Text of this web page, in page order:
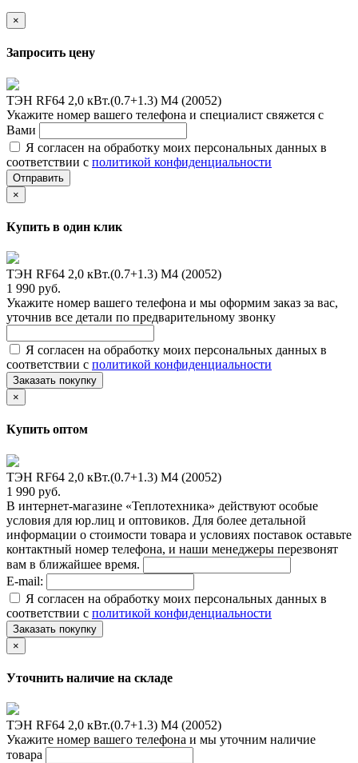
×
Запросить цену
ТЭН RF64 2,0 кВт.(0.7+1.3) M4 (20052)
Укажите номер вашего телефона и специалист свяжется с
Вами
Я согласен на обработку моих персональных данных в
соответствии с политикой конфиденциальности
Отправить
×
Купить в один клик
ТЭН RF64 2,0 кВт.(0.7+1.3) M4 (20052)
1 990 руб.
Укажите номер вашего телефона и мы оформим заказ за вас,
уточнив все детали по предварительному звонку
Я согласен на обработку моих персональных данных в
соответствии с политикой конфиденциальности
Заказать покупку
×
Купить оптом
ТЭН RF64 2,0 кВт.(0.7+1.3) M4 (20052)
1 990 руб.
В интернет-магазине «Теплотехника» действуют особые
условия для юр.лиц и оптовиков. Для более детальной
информации о стоимости товара и условиях поставок оставьте
контактный номер телефона, и наши менеджеры перезвонят
вам в ближайшее время.
E-mail:
Я согласен на обработку моих персональных данных в
соответствии с политикой конфиденциальности
Заказать покупку
×
Уточнить наличие на складе
ТЭН RF64 2,0 кВт.(0.7+1.3) M4 (20052)
Укажите номер вашего телефона и мы уточним наличие
товара